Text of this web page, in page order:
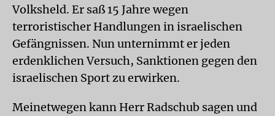
Volksheld. Er saß 15 Jahre wegen
terroristischer Handlungen in israelischen
Gefängnissen. Nun unternimmt er jeden
erdenklichen Versuch, Sanktionen gegen den
israelischen Sport zu erwirken.
Meinetwegen kann Herr Radschub sagen und